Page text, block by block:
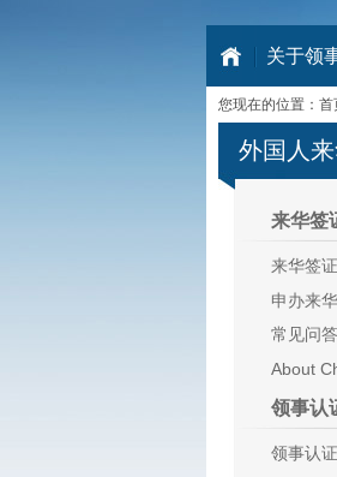
关于领
您现在的位置： 首
外国人
来华签
来华签
申办来
常见问答
About
领事认
领事认